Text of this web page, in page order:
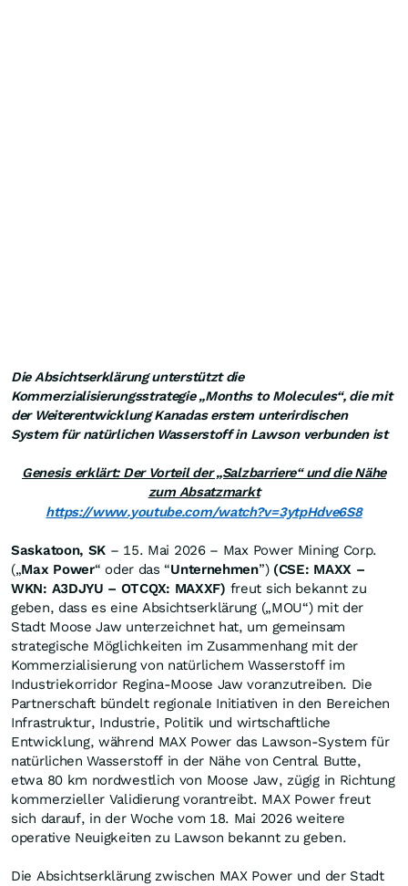
Die Absichtserklärung unterstützt die
Kommerzialisierungsstrategie „Months to Molecules“, die mit
der Weiterentwicklung Kanadas erstem unterirdischen
System für natürlichen Wasserstoff in Lawson verbunden ist
Genesis erklärt: Der Vorteil der „Salzbarriere“ und die Nähe
zum Absatzmarkt
https://www.youtube.com/watch?v=3ytpHdve6S8
Saskatoon, SK – 15. Mai 2026 – Max Power Mining Corp.
(„Max Power“ oder das “Unternehmen”) (CSE: MAXX –
WKN: A3DJYU – OTCQX: MAXXF) freut sich bekannt zu
geben, dass es eine Absichtserklärung („MOU“) mit der
Stadt Moose Jaw unterzeichnet hat, um gemeinsam
strategische Möglichkeiten im Zusammenhang mit der
Kommerzialisierung von natürlichem Wasserstoff im
Industriekorridor Regina-Moose Jaw voranzutreiben. Die
Partnerschaft bündelt regionale Initiativen in den Bereichen
Infrastruktur, Industrie, Politik und wirtschaftliche
Entwicklung, während MAX Power das Lawson-System für
natürlichen Wasserstoff in der Nähe von Central Butte,
etwa 80 km nordwestlich von Moose Jaw, zügig in Richtung
kommerzieller Validierung vorantreibt. MAX Power freut
sich darauf, in der Woche vom 18. Mai 2026 weitere
operative Neuigkeiten zu Lawson bekannt zu geben.
Die Absichtserklärung zwischen MAX Power und der Stadt